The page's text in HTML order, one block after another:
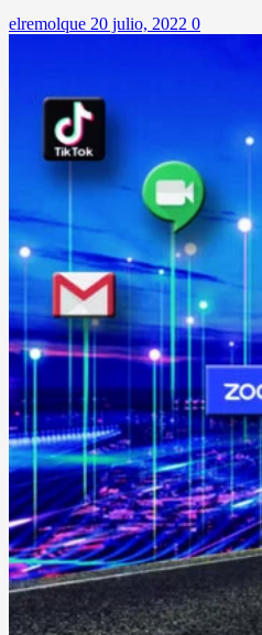
elremolque 20 julio, 2022 0